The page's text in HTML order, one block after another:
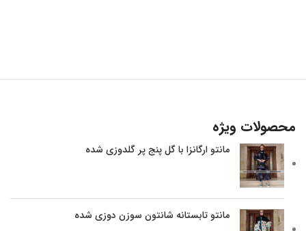
محصولات ویژه
مانتو ارگانزا با گل پنج پر گلدوزی شده
مانتو تابستانه شانتون سوزن دوزی شده